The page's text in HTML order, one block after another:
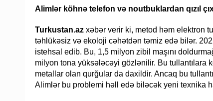
Alimlər köhnə telefon və noutbuklardan qızıl
Turkustan.az xəbər verir ki, metod həm elektron
təhlükəsiz və ekoloji cəhətdən təmiz edə bilər.
istehsal edib. Bu, 1,5 milyon zibil maşını
milyon tona yüksələcəyi gözlənilir. Bu tullantılara
metallar olan qurğular da daxildir. Ancaq bu
Alimlər bu problemi həll edə biləcək yeni texnika